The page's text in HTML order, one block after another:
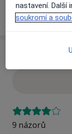
9 názorů
nastavení. Další
soukromí a